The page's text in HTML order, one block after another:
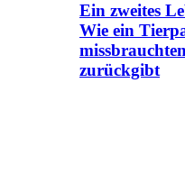
Ein zweites
Wie ein
zurückgibt